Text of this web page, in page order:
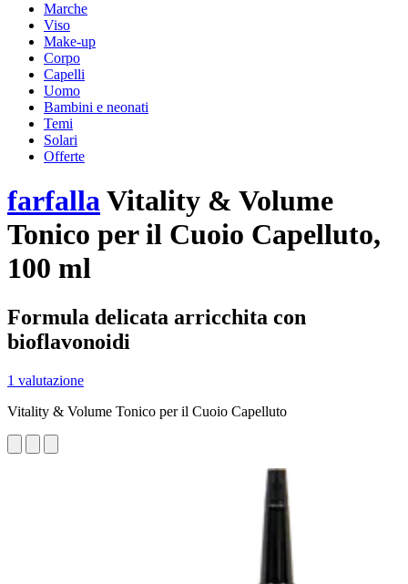
Marche
Viso
Make-up
Corpo
Capelli
Uomo
Bambini e neonati
Temi
Solari
Offerte
farfallaVitality & Volume
Tonico per il Cuoio Capelluto,
100 ml
Formula delicata arricchita con
bioflavonoidi
1 valutazione
Vitality & Volume Tonico per il Cuoio Capelluto